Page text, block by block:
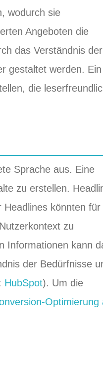
wodurch sie
Angeboten die
das Verständnis der
gestaltet werden. Ein
die
Sprache aus. Eine
zu erstellen.
könnten für
zu
Informationen kann
der Bedürfnisse
HubSpot). Um die
Optimierung